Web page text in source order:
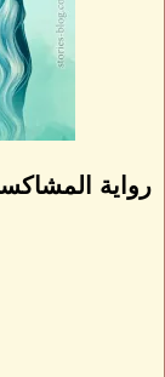
رواية